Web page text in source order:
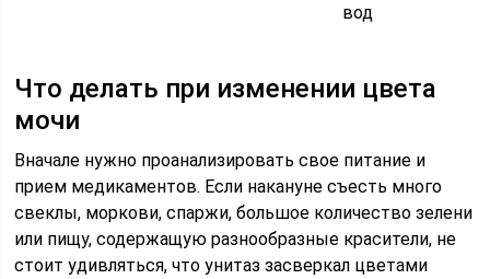
вод
Что делать при изменении цвета
мочи
Вначале нужно проанализировать свое питание и
прием медикаментов. Если накануне съесть много
свеклы, моркови, спаржи, большое количество зелени
или пищу, содержащую разнообразные красители, не
стоит удивляться, что унитаз засверкал цветами